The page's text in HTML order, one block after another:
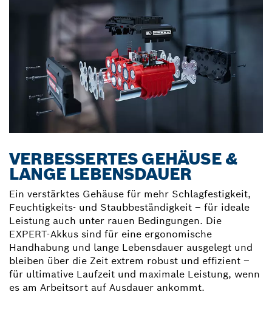
VERBESSERTES GEHÄUSE &
LANGE LEBENSDAUER
Ein verstärktes Gehäuse für mehr Schlagfestigkeit,
Feuchtigkeits- und Staubbeständigkeit – für ideale
Leistung auch unter rauen Bedingungen. Die
EXPERT-Akkus sind für eine ergonomische
Handhabung und lange Lebensdauer ausgelegt und
bleiben über die Zeit extrem robust und effizient –
für ultimative Laufzeit und maximale Leistung, wenn
es am Arbeitsort auf Ausdauer ankommt.